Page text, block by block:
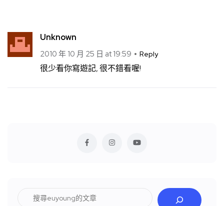
Unknown
2010 年 10 月 25 日 at 19:59 Reply
很少看你寫遊記, 很不錯看喔!